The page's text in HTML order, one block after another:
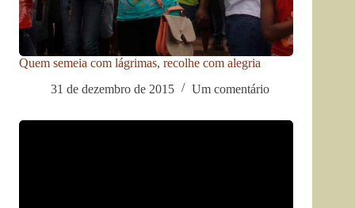
Quem semeia com lágrimas, recolhe com alegria
31 de dezembro de 2015
Um comentário